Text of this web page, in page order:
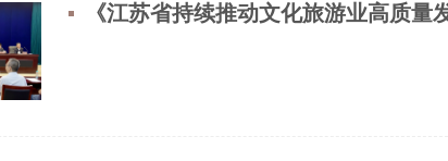
《江苏省持续推动文化旅游业高质